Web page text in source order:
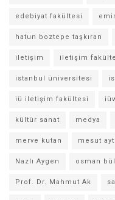
edebiyat fakültesi
hatun boztepe taşkıran
iletişim iletişim
istanbul üniversitesi
iü iletişim fakültesi
kültür sanat medya
merve kutan mesut
Nazlı Aygen osman
Prof. Dr. Mahmut Ak